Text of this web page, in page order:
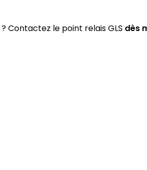
? Contactez le point relais GLS dès